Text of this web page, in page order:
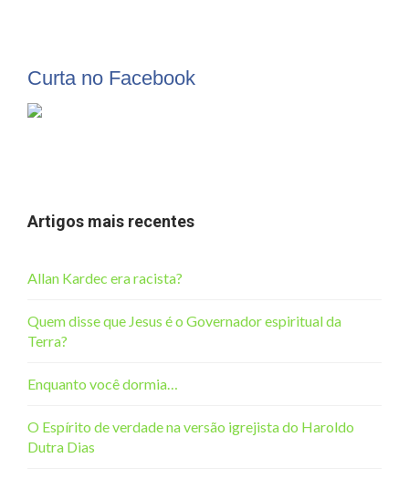
Curta no Facebook
Artigos mais recentes
Allan Kardec era racista?
Quem disse que Jesus é o Governador espiritual da
Terra?
Enquanto você dormia…
O Espírito de verdade na versão igrejista do Haroldo
Dutra Dias